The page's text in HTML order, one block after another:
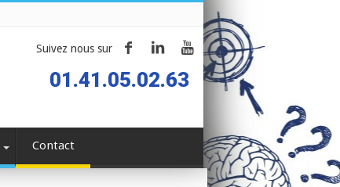
Suivez nous sur
01.41.05.02.63
Contact